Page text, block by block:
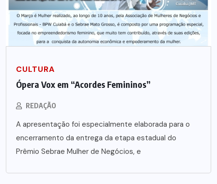
CULTURA
Ópera Vox em “Acordes Femininos”
REDAÇÃO
A apresentação foi especialmente elaborada para o
encerramento da entrega da etapa estadual do
Prêmio Sebrae Mulher de Negócios, e